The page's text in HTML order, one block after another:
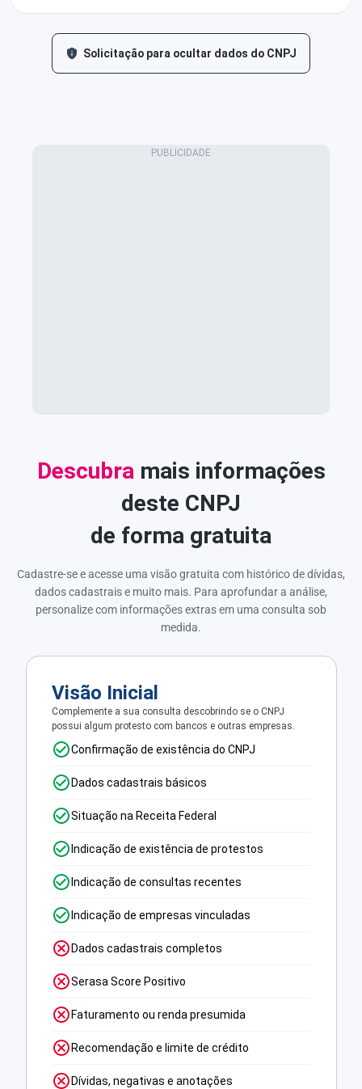
Solicitação para ocultar dados do CNPJ
Descubra mais informações
deste CNPJ
de forma gratuita
Cadastre-se e acesse uma visão gratuita com histórico de dívidas,
dados cadastrais e muito mais. Para aprofundar a análise,
personalize com informações extras em uma consulta sob
medida.
Visão Inicial
Complemente a sua consulta descobrindo se o CNPJ
possui algum protesto com bancos e outras empresas.
Confirmação de existência do CNPJ
Dados cadastrais básicos
Situação na Receita Federal
Indicação de existência de protestos
Indicação de consultas recentes
Indicação de empresas vinculadas
Dados cadastrais completos
Serasa Score Positivo
Faturamento ou renda presumida
Recomendação e limite de crédito
Dívidas, negativas e anotações